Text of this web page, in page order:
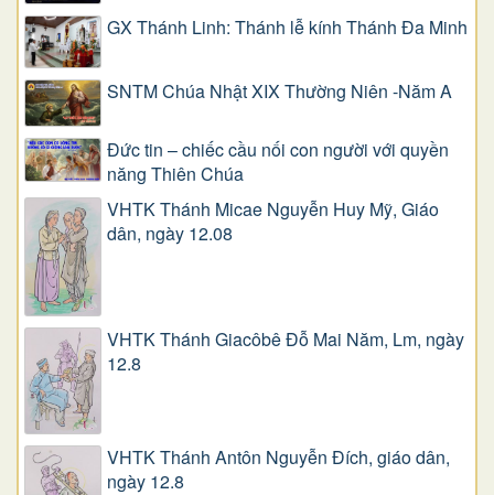
GX Thánh Linh: Thánh lễ kính Thánh Đa Minh
SNTM Chúa Nhật XIX Thường Niên -Năm A
Đức tin – chiếc cầu nối con người với quyền
năng Thiên Chúa
VHTK Thánh Micae Nguyễn Huy Mỹ, Giáo
dân, ngày 12.08
VHTK Thánh Giacôbê Ðỗ Mai Năm, Lm, ngày
12.8
VHTK Thánh Antôn Nguyễn Ðích, giáo dân,
ngày 12.8